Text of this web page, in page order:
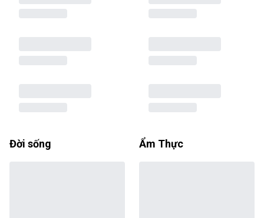
Đời sống Ẩm Thực